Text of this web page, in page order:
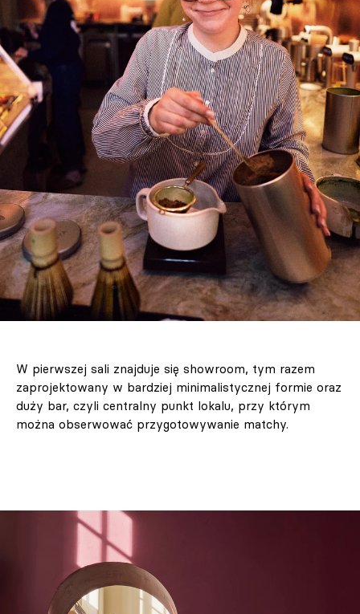
W pierwszej sali znajduje się showroom, tym razem
zaprojektowany w bardziej minimalistycznej formie oraz
duży bar, czyli centralny punkt lokalu, przy którym
można obserwować przygotowywanie matchy.